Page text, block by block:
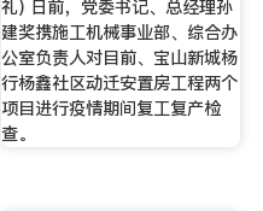
礼) 日前，党委书记、总经理孙
建奖携施工机械事业部、综合办
公室负责人对目前、宝山新城杨
行杨鑫社区动迁安置房工程两个
项目进行疫情期间复工复产检
查。